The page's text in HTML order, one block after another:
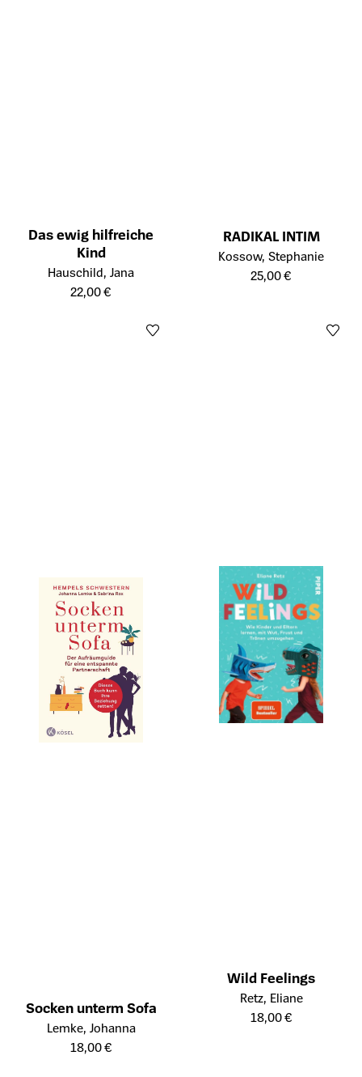
Das ewig hilfreiche
Kind
Öffnet die Detailseite des Produkts
Hauschild, Jana
22,00 €
RADIKAL INTIM
Öffnet die Detailseite des
Kossow, Stephanie
25,00 €
Socken unterm Sofa
Öffnet die Detailseite des Produkts
Lemke, Johanna
18,00 €
Wild Feelings
Öffnet die Detailseite des
Retz, Eliane
18,00 €